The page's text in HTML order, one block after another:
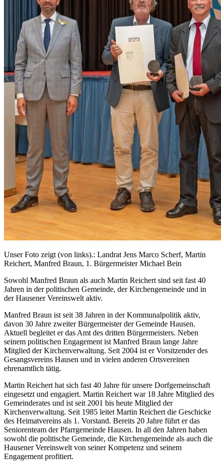
Unser Foto zeigt (von links).: Landrat Jens Marco Scherf, Martin
Reichert, Manfred Braun, 1. Bürgermeister Michael Bein
Sowohl Manfred Braun als auch Martin Reichert sind seit fast 40
Jahren in der politischen Gemeinde, der Kirchengemeinde und in
der Hausener Vereinswelt aktiv.
Manfred Braun ist seit 38 Jahren in der Kommunalpolitik aktiv,
davon 30 Jahre zweiter Bürgermeister der Gemeinde Hausen.
Aktuell begleitet er das Amt des dritten Bürgermeisters. Neben
seinem politischen Engagement ist Manfred Braun lange Jahre
Mitglied der Kirchenverwaltung. Seit 2004 ist er Vorsitzender des
Gesangsvereins Hausen und in vielen anderen Ortsvereinen
ehrenamtlich tätig.
Martin Reichert hat sich fast 40 Jahre für unsere Dorfgemeinschaft
eingesetzt und engagiert. Martin Reichert war 18 Jahre Mitglied des
Gemeinderates und ist seit 2001 bis heute Mitglied der
Kirchenverwaltung. Seit 1985 leitet Martin Reichert die Geschicke
des Heimatvereins als 1. Vorstand. Bereits 20 Jahre führt er das
Seniorenteam der Pfarrgemeinde Hausen. In all den Jahren haben
sowohl die politische Gemeinde, die Kirchengemeinde als auch die
Hausener Vereinswelt von seiner Kompetenz und seinem
Engagement profitiert.